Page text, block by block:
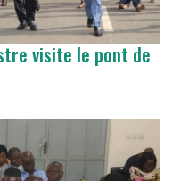
visite le pont de